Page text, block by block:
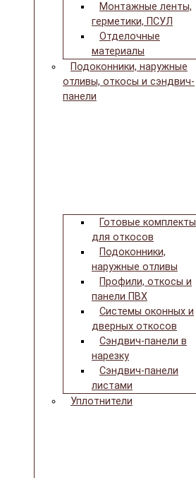
Монтажные ленты,
герметики, ПСУЛ
Отделочные
материалы
Подоконники, наружные
отливы, откосы и сэндвич-
панели
Готовые комплекты
для откосов
Подоконники,
наружные отливы
Профили, откосы и
панели ПВХ
Системы оконных и
дверных откосов
Сэндвич-панели в
нарезку
Сэндвич-панели
листами
Уплотнители